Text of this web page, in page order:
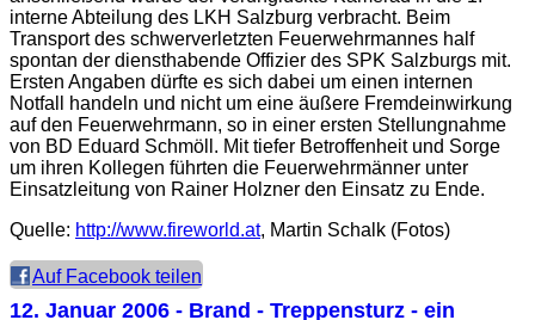
interne Abteilung des LKH Salzburg verbracht. Beim
Transport des schwerverletzten Feuerwehrmannes half
spontan der diensthabende Offizier des SPK Salzburgs mit.
Ersten Angaben dürfte es sich dabei um einen internen
Notfall handeln und nicht um eine äußere Fremdeinwirkung
auf den Feuerwehrmann, so in einer ersten Stellungnahme
von BD Eduard Schmöll. Mit tiefer Betroffenheit und Sorge
um ihren Kollegen führten die Feuerwehrmänner unter
Einsatzleitung von Rainer Holzner den Einsatz zu Ende.
Quelle: http://www.fireworld.at, Martin Schalk (Fotos)
Auf Facebook teilen
12. Januar 2006 - Brand - Treppensturz - ein